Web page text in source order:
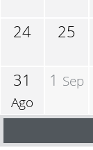
24 25
31
Ago
1 Sep